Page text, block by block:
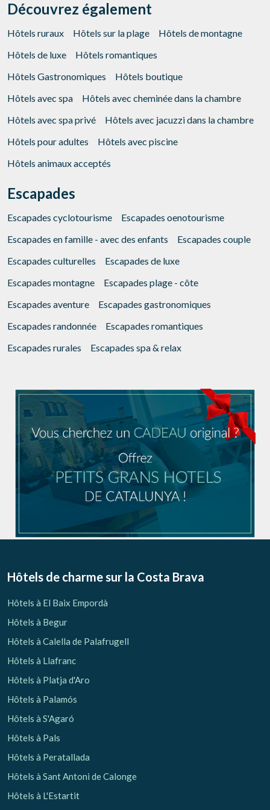
Découvrez également
Hôtels ruraux Hôtels sur la plage
Hôtels de montagne
Hôtels de luxe
Hôtels romantiques
Hôtels Gastronomiques
Hôtels boutique
Hôtels avec spa
Hôtels avec cheminée dans la chambre
Hôtels avec spa privé
Hôtels avec jacuzzi dans la chambre
Hôtels pour adultes
Hôtels avec piscine
Hôtels animaux acceptés
Escapades
Escapades cyclotourisme
Escapades oenotourisme
Escapades en famille - avec des enfants
Escapades couple
Escapades culturelles
Escapades de luxe
Escapades montagne
Escapades plage - côte
Escapades aventure
Escapades gastronomiques
Escapades randonnée
Escapades romantiques
Escapades rurales
Escapades spa & relax
Hôtels de charme sur la Costa Brava
Hôtels à El Baix Empordà
Hôtels à Begur
Hôtels à Calella de Palafrugell
Hôtels à Llafranc
Hôtels à Platja d'Aro
Hôtels à Palamós
Hôtels à S'Agaró
Hôtels à Pals
Hôtels à Peratallada
Hôtels à Sant Antoni de Calonge
Hôtels à L'Estartit
meilleure expérience grâce aux produits recommandés.
Marketing et Publicité
Ces cookies sont utilisés pour stocker des informations sur
grâce à l'observation continue de ses habitudes de
habitudes de navigation sur le site Web et afficher des